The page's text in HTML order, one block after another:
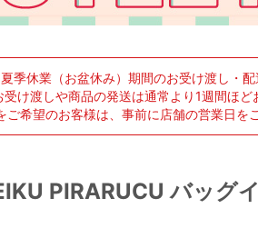
夏季休業（お盆休み）期間のお受け渡し・
け渡しや商品の発送は通常より1週間ほど
ご希望のお客様は、事前に店舗の営業日を
PIRARUCU バッグ